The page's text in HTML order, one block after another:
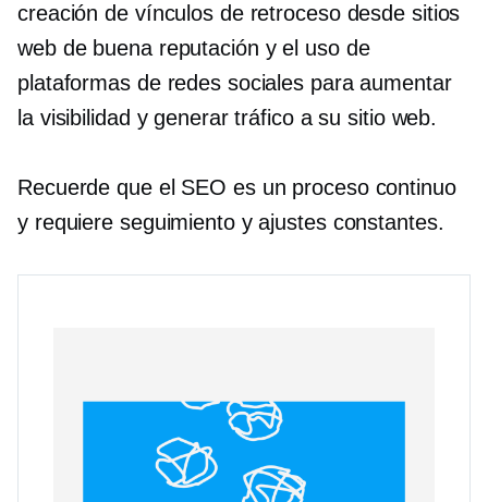
creación de vínculos de retroceso desde sitios
web de buena reputación y el uso de
plataformas de redes sociales para aumentar
la visibilidad y generar tráfico a su sitio web.
Recuerde que el SEO es un proceso continuo
y requiere seguimiento y ajustes constantes.